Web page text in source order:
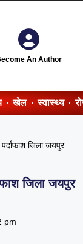
An Author
खेल स्वास्थ्य
जिला जयपुर
जिला जयपुर
pm